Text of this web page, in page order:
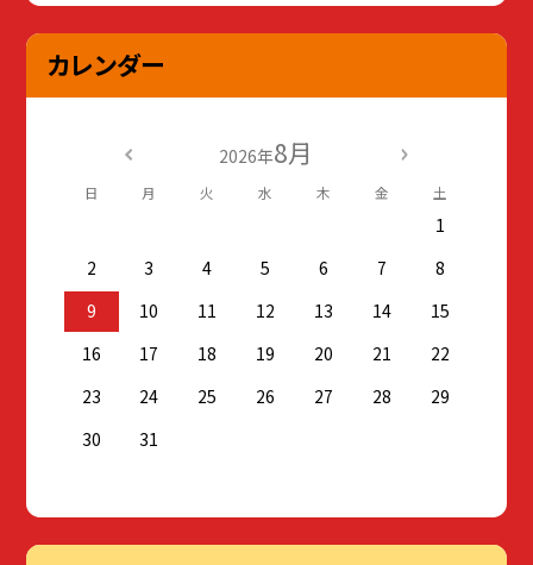
カレンダー
2026年8月
日 月 火 水 木 金 土
1
2
3 4 5 6 7
8
9
10 11 12 13 14
15
16
17 18 19 20 21
22
23
24 25 26 27 28
29
30
31